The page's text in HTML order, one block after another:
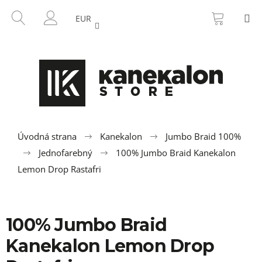
HĽADAŤ
PRIHLÁSENIE
EUR KOŠÍK
Úvodná strana Kanekalon
Jumbo Braid 100%
Jednofarebný
100% Jumbo Braid Kanekalon
Lemon Drop Rastafri
100% Jumbo Braid
Kanekalon Lemon Drop
SPÄŤ
SPÄŤ
b
e
t
e